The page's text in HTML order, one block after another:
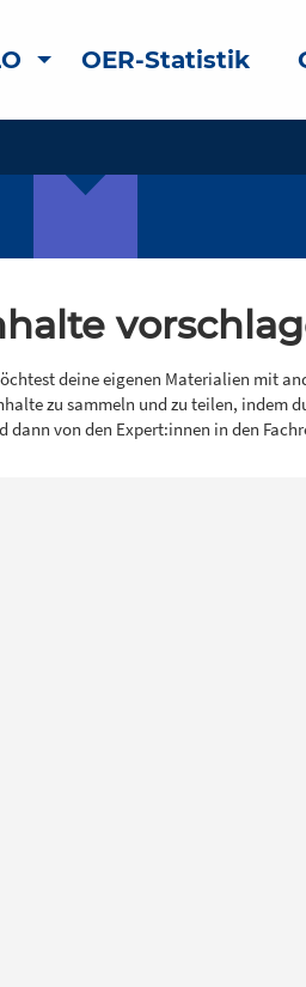
OER-Statistik
deine eigenen Materialien mit
zu sammeln und zu teilen, indem
dann von den Expert:innen in den